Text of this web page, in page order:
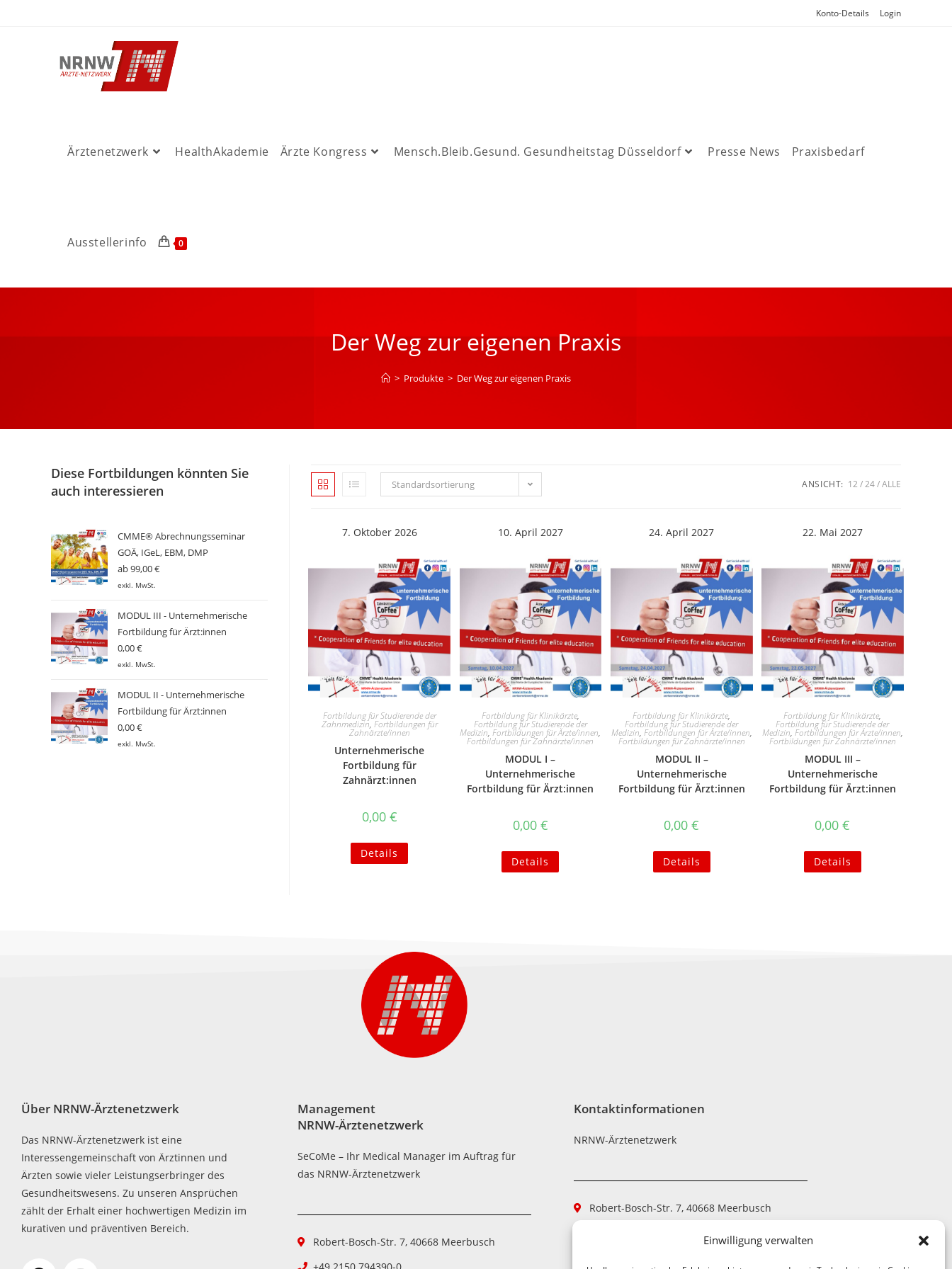
Einwilligung verwalten
Konto-Details Login
Ärztenetzwerk HealthAkademie Ärzte Kongress Mensch.Bleib.Gesund. Gesundheitstag Düsseldorf Presse News Praxisbedarf
Ausstellerinfo 0
Der Weg zur eigenen Praxis
> Produkte > Der Weg zur eigenen Praxis
Standardsortierung ANSICHT: 12 24 ALLE
7. Oktober 2026
Fortbildung für Studierende der
Zahnmedizin, Fortbildungen für
Zahnärzte/innen
Unternehmerische
Fortbildung für
Zahnärzt:innen
0,00 €
Details
10. April 2027
Fortbildung für Klinikärzte,
Fortbildung für Studierende der
Medizin,Fortbildungen für Ärzte/innen,
Fortbildungen für Zahnärzte/innen
MODUL I –
Unternehmerische
Fortbildung für Ärzt:innen
0,00 €
Details
24. April 2027
Fortbildung für Klinikärzte,
Fortbildung für Studierende der
Medizin, Fortbildungen für Ärzte/innen,
Fortbildungen für Zahnärzte/innen
MODUL II –
Unternehmerische
Fortbildung für Ärzt:innen
0,00€
Details
22. Mai 2027
Fortbildung für Klinikärzte,
Fortbildung für Studierende der
Medizin, Fortbildungen für Ärzte/innen,
Fortbildungen für Zahnärzte/innen
MODUL III –
Unternehmerische
Fortbildung für Ärzt:innen
0,00€
Details
Diese Fortbildungen könnten Sie
auch interessieren
CMME® Abrechnungsseminar
GOÄ, IGeL, EBM, DMP
ab99,00€
exkl. MwSt.
MODUL III - Unternehmerische
Fortbildung für Ärzt:innen
0,00€
exkl. MwSt.
MODUL II - Unternehmerische
Fortbildung für Ärzt:innen
0,00€
exkl. MwSt.
Über NRNW-Ärztenetzwerk
Das NRNW-Ärztenetzwerk ist eine
Interessengemeinschaft von Ärztinnen und
Ärzten sowie vieler Leistungserbringer des
Gesundheitswesens. Zu unseren Ansprüchen
zählt der Erhalt einer hochwertigen Medizin im
kurativen und präventiven Bereich.
Management
NRNW-Ärztenetzwerk
SeCoMe – Ihr Medical Manager im Auftrag für
das NRNW-Ärztenetzwerk
Robert-Bosch-Str. 7, 40668 Meerbusch
Kontaktinformationen
NRNW-Ärztenetzwerk
Robert-Bosch-Str. 7, 40668 Meerbusch